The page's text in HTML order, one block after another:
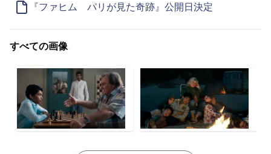
『ファヒム パリが見た奇跡』公開日決定
すべての画像